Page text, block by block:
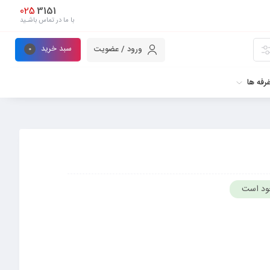
3151
025
با ما در تماس باشـید
ورود / عضویت سبد خرید 0
غرفه ها
است